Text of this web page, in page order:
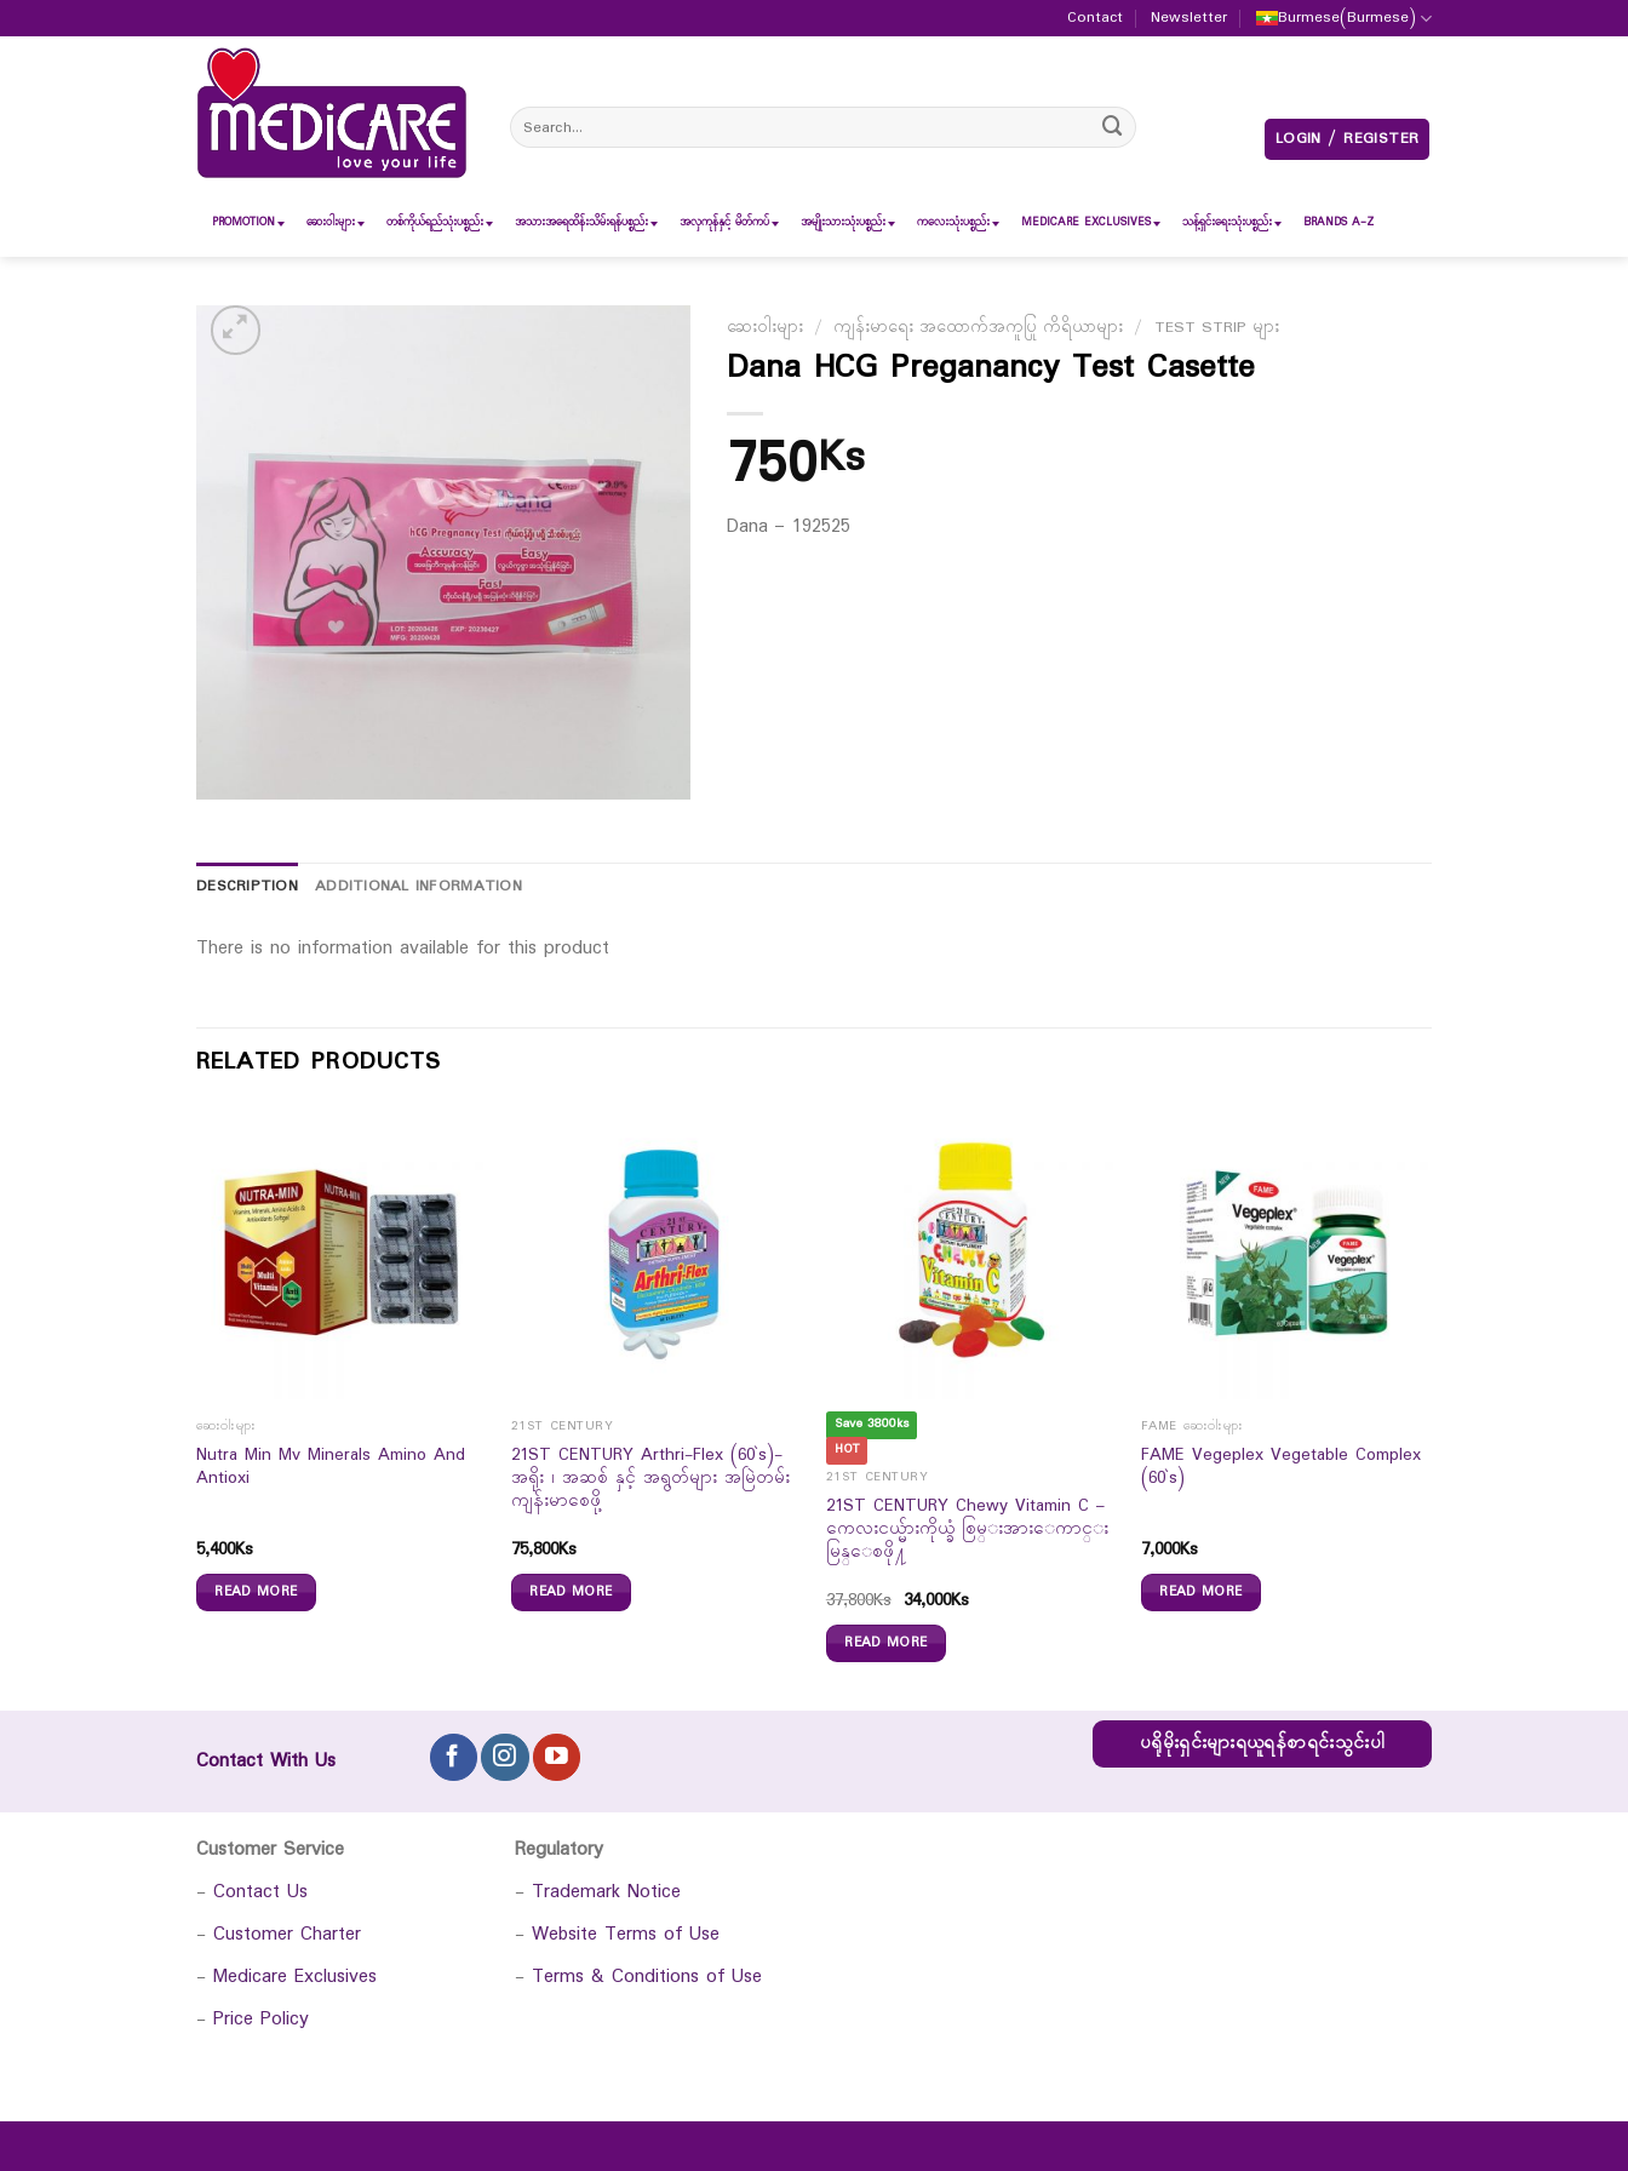
to
Contact Newsletter Burmese(Burmese)
Search
for:
LOGIN / REGISTER
PROMOTION ဆေး၀ါးများ တစ်ကိုယ်ရည်သုံးပစ္စည်း အသားအရေထိန်းသိမ်းရန်ပစ္စည်း အလှကုန်နှင့် မိတ်ကပ် အမျိုးသားသုံးပစ္စည်း ကလေးသုံးပစ္စည်း MEDICARE EXCLUSIVES သန့်ရှင်းရေးသုံးပစ္စည်း BRANDS A-Z
ဆေးဝါးများ / ကျန်းမာရေး အထောက်အကူပြု ကိရိယာများ / TEST STRIP များ
Dana HCG Preganancy Test Casette
750Ks
Dana – 192525
DESCRIPTION ADDITIONAL INFORMATION
There is no information available for this product
RELATED PRODUCTS
ဆေးဝါးများ
Nutra Min Mv Minerals Amino And
Antioxi
5,400Ks
READ MORE
21ST CENTURY
21ST CENTURY Arthri-Flex (60`s)-
အရိုး ၊ အဆစ် နှင့် အရွတ်များ အမြဲတမ်း
ကျန်းမာစေဖို့
75,800Ks
READ MORE
Save 3800ks
HOT
21ST CENTURY
21ST CENTURY Chewy Vitamin C –
ကေလးငယ္မ်ားကိုယ္ခံ စြမ္းအားေကာင္း
မြန္ေစဖို႔
37,800Ks 34,000Ks
READ MORE
FAME ဆေးဝါးများ
FAME Vegeplex Vegetable Complex
(60`s)
7,000Ks
READ MORE
Contact With Us
ပရိုမိုးရှင်းများရယူရန်စာရင်းသွင်းပါ
Customer Service
- Contact Us
- Customer Charter
- Medicare Exclusives
- Price Policy
Regulatory
- Trademark Notice
- Website Terms of Use
- Terms & Conditions of Use